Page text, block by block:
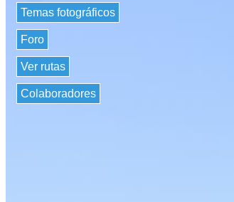
Temas fotográficos
Foro
Ver rutas
Colaboradores